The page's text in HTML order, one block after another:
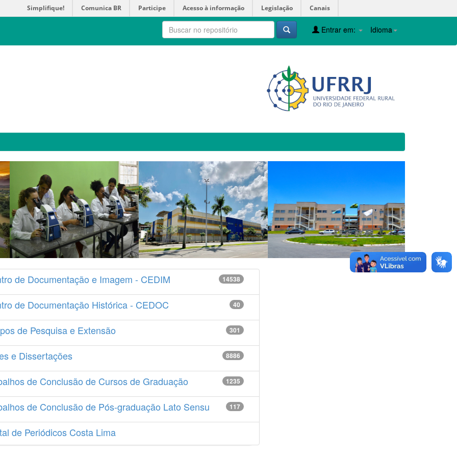
Simplifique! Comunica BR Participe Acesso à informação Legislação Canais
Idioma
Entrar em:
de Documentação e Imagem - CEDIM 14538
de Documentação Histórica - CEDOC 40
de Pesquisa e Extensão 301
e Dissertações 8886
de Conclusão de Cursos de Graduação 1235
de Conclusão de Pós-graduação Lato Sensu 117
de Periódicos Costa Lima